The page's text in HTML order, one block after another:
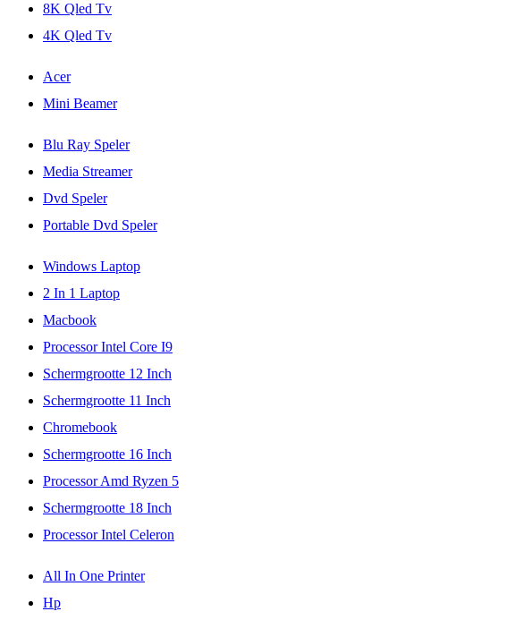
8K Qled Tv
4K Qled Tv
Acer
Mini Beamer
Blu Ray Speler
Media Streamer
Dvd Speler
Portable Dvd Speler
Windows Laptop
2 In 1 Laptop
Macbook
Processor Intel Core I9
Schermgrootte 12 Inch
Schermgrootte 11 Inch
Chromebook
Schermgrootte 16 Inch
Processor Amd Ryzen 5
Schermgrootte 18 Inch
Processor Intel Celeron
All In One Printer
Hp